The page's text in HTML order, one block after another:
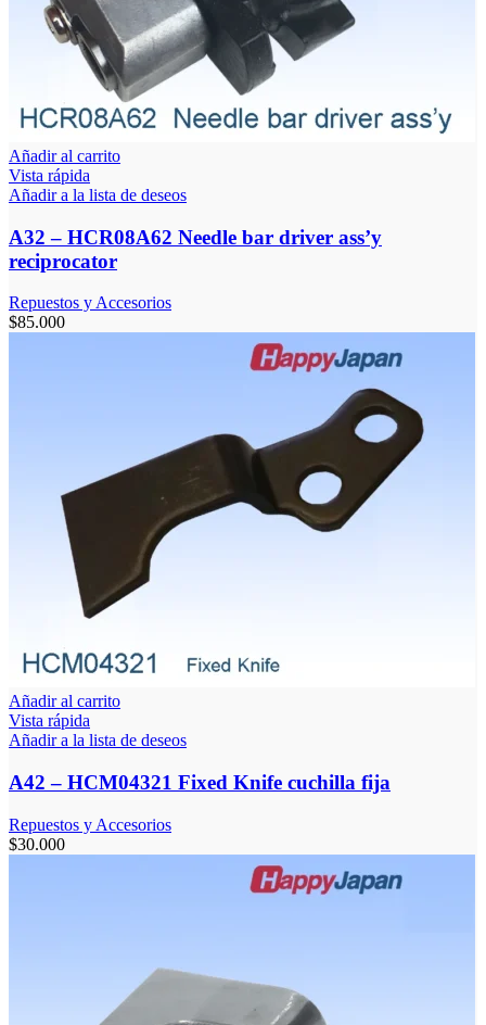
Añadir al carrito
Vista rápida
Añadir a la lista de deseos
A32 – HCR08A62 Needle bar driver ass’y
reciprocator
Repuestos y Accesorios
$85.000
Añadir al carrito
Vista rápida
Añadir a la lista de deseos
A42 – HCM04321 Fixed Knife cuchilla fija
Repuestos y Accesorios
$30.000